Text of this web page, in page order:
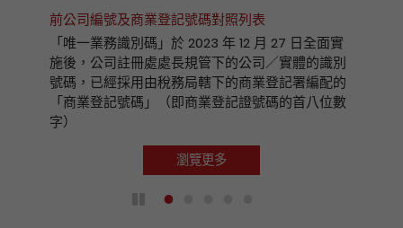
前公司編號及商業登記號碼對照列表
「唯一業務識別碼」於 2023 年 12 月 27 日全面實
施後，公司註冊處處長規管下的公司／實體的識別
號碼，已經採用由稅務局轄下的商業登記署編配的
「商業登記號碼」（即商業登記證號碼的首八位數
字）
瀏覽更多